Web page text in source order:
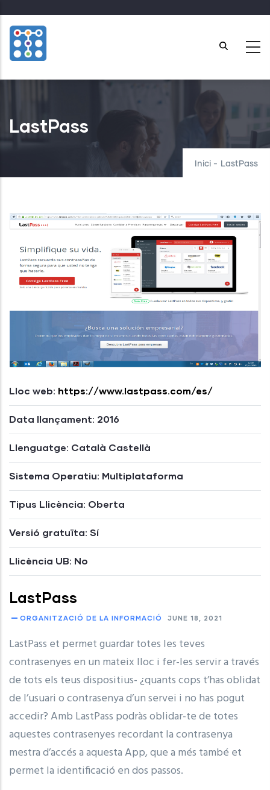
to
main
content
LastPass
Inici - LastPass
Lloc web: https://www.lastpass.com/es/
Data llançament: 2016
Llenguatge: Català Castellà
Sistema Operatiu: Multiplataforma
Tipus Llicència: Oberta
Versió gratuïta: Sí
Llicència UB: No
LastPass
ORGANITZACIÓ DE LA INFORMACIÓ JUNE 18, 2021
LastPass et permet guardar totes les teves
contrasenyes en un mateix lloc i fer-les servir a través
de tots els teus dispositius- ¿quants cops t’has oblidat
de l’usuari o contrasenya d’un servei i no has pogut
accedir? Amb LastPass podràs oblidar-te de totes
aquestes contrasenyes recordant la contrasenya
mestra d’accés a aquesta App, que a més també et
permet la identificació en dos passos.